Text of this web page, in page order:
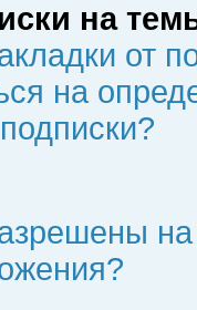
на
от
на